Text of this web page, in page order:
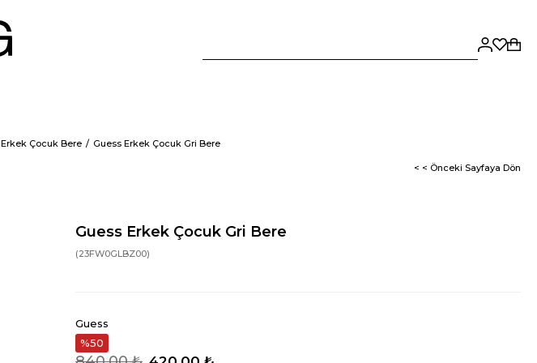
Erkek Çocuk Bere Guess Erkek Çocuk Gri Bere
< < Önceki Sayfaya Dön
Guess Erkek Çocuk Gri Bere
(23FW0GLBZ00)
Guess
50